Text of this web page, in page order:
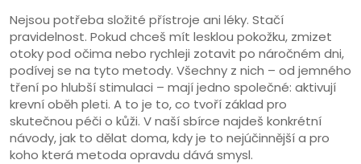
Nejsou potřeba složité přístroje ani léky. Stačí
pravidelnost. Pokud chceš mít lesklou pokožku, zmizet
otoky pod očima nebo rychleji zotavit po náročném dni,
podívej se na tyto metody. Všechny z nich – od jemného
tření po hlubší stimulaci – mají jedno společné: aktivují
krevní oběh pleti. A to je to, co tvoří základ pro
skutečnou péči o kůži. V naší sbírce najdeš konkrétní
návody, jak to dělat doma, kdy je to nejúčinnější a pro
koho která metoda opravdu dává smysl.